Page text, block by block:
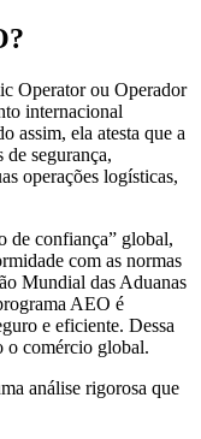
Operatorou Operador
internacional
assim, ela atesta que a
de segurança,
operações logísticas,
de confiança” global,
com as normas
Mundial das Aduanas
AEO é
e eficiente. Dessa
o comércio global.
análise rigorosa que